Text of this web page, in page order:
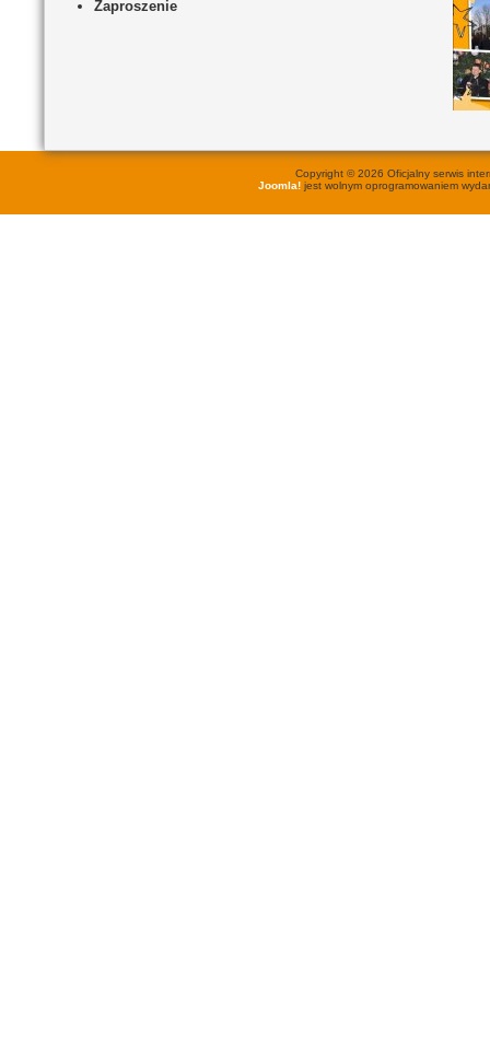
Zaproszenie
Copyright © 2026 Oficjalny serwis
Joomla!jest wolnym oprogramowaniem